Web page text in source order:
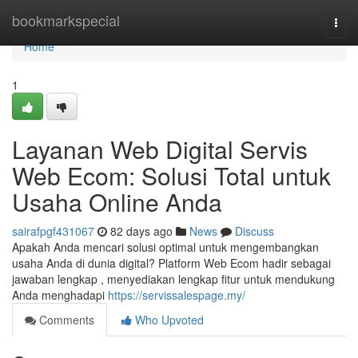
bookmarkspecial
Home
Home
1
Layanan Web Digital Servis
Web Ecom: Solusi Total untuk
Usaha Online Anda
sairafpgf431067 82 days ago News
Discuss
Apakah Anda mencari solusi optimal untuk mengembangkan
usaha Anda di dunia digital? Platform Web Ecom hadir sebagai
jawaban lengkap , menyediakan lengkap fitur untuk mendukung
Anda menghadapi https://servissalespage.my/
Comments
Who Upvoted